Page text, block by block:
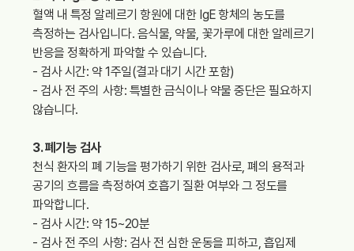
혈액 내 특정 알레르기 항원에 대한 IgE 항체의 농도를
측정하는 검사입니다. 음식물, 약물, 꽃가루에 대한 알레르기
반응을 정확하게 파악할 수 있습니다.
- 검사 시간: 약 1주일(결과 대기 시간 포함)
- 검사 전 주의 사항: 특별한 금식이나 약물 중단은 필요하지
않습니다.
3. 폐기능 검사
천식 환자의 폐 기능을 평가하기 위한 검사로, 폐의 용적과
공기의 흐름을 측정하여 호흡기 질환 여부와 그 정도를
파악합니다.
- 검사 시간: 약 15~20분
- 검사 전 주의 사항: 검사 전 심한 운동을 피하고, 흡입제